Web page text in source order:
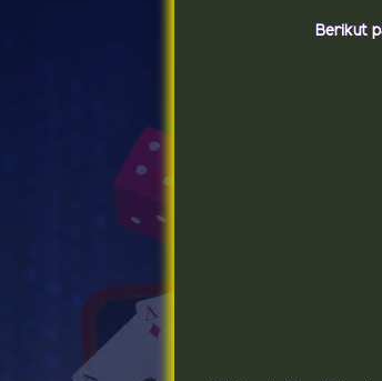
Berikut